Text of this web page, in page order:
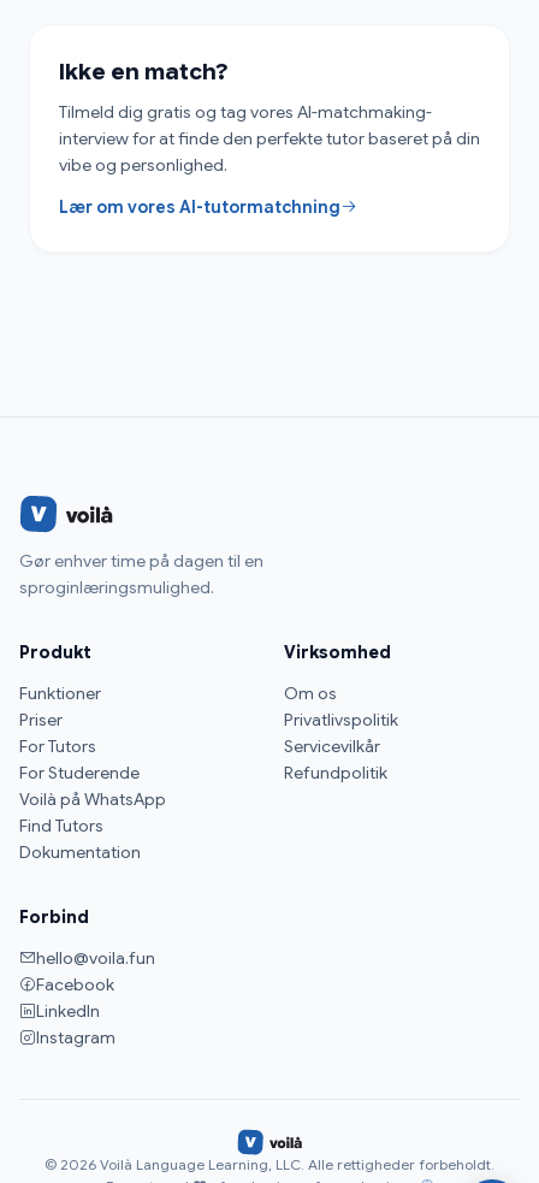
Ikke en match?
Tilmeld dig gratis og tag vores AI-matchmaking-
interview for at finde den perfekte tutor baseret på din
vibe og personlighed.
Lær om vores AI-tutormatchning
Gør enhver time på dagen til en
sproginlæringsmulighed.
Produkt
Funktioner
Priser
For Tutors
For Studerende
Voilà på WhatsApp
Find Tutors
Dokumentation
Virksomhed
Om os
Privatlivspolitik
Servicevilkår
Refundpolitik
Forbind
hello@voila.fun
Facebook
LinkedIn
Instagram
© 2026 Voilà Language Learning, LLC. Alle rettigheder forbeholdt.